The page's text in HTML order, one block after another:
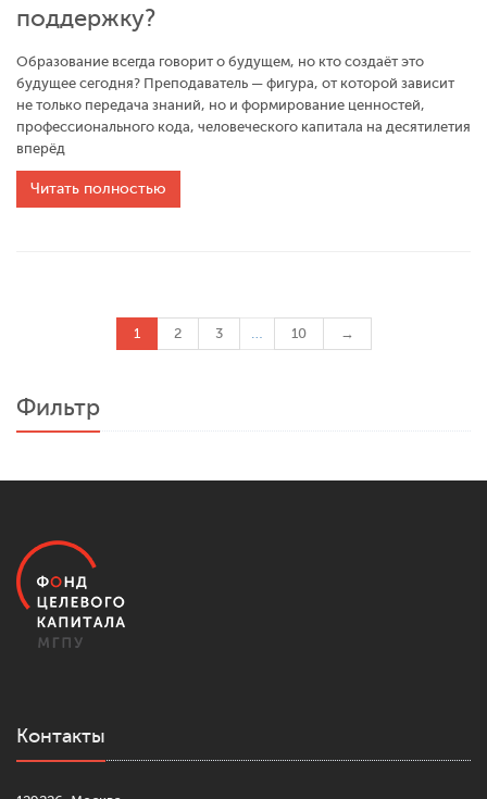
поддержку?
Образование всегда говорит о будущем, но кто создаёт это
будущее сегодня? Преподаватель — фигура, от которой зависит
не только передача знаний, но и формирование ценностей,
профессионального кода, человеческого капитала на десятилетия
вперёд
Читать полностью
1 2 3 10 →
Фильтр
Контакты